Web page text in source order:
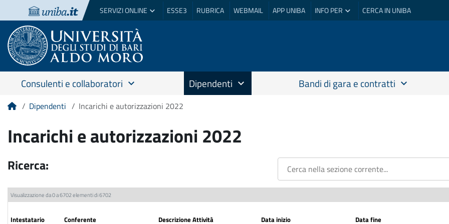
SERVIZI ONLINE ESSE3 RUBRICA WEBMAIL APP UNIBA INFO PER CERCA IN UNIBA
Consulenti e collaboratori Dipendenti Bandi di gara e contratti
HomeDipendenti Incarichi e autorizzazioni 2022
Incarichi e autorizzazioni 2022
Ricerca:
Visualizzazione da 0 a 6702 elementi di 6702
Intestatario Conferente Descrizione Attività Data inizio Data fine